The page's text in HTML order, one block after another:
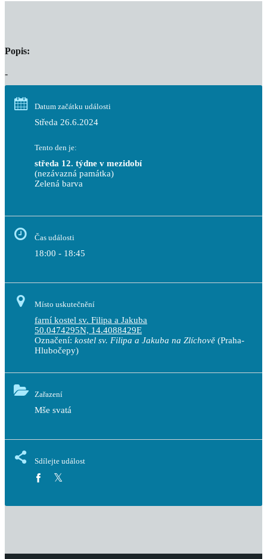
Popis:
-
Datum začátku události
Středa 26.6.2024
Tento den je:
středa 12. týdne v mezidobí
(nezávazná památka)
Zelená barva
Čas události
18:00 - 18:45
Místo uskutečnění
farní kostel sv. Filipa a Jakuba
50.0474295N, 14.4088429E
Označení: kostel sv. Filipa a Jakuba na Zlíchově (Praha-
Hlubočepy)
Zařazení
Mše svatá
Sdílejte událost